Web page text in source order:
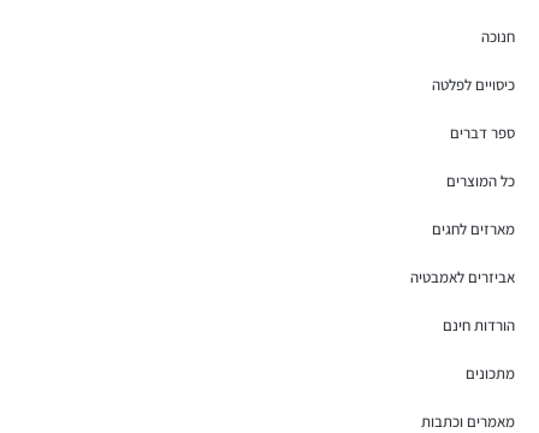
חנוכה
כיסויים לפלטה
ספר דברים
כל המוצרים
מארזים לחגים
אביזרים לאמבטיה
הורדות חינם
מתכונים
מאמרים וכתבות